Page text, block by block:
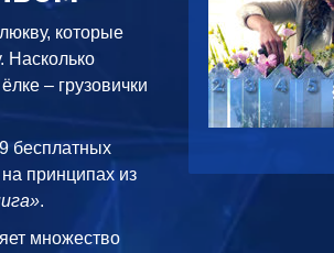
которые
Насколько
– грузовички
бесплатных
принципах из
.
множество